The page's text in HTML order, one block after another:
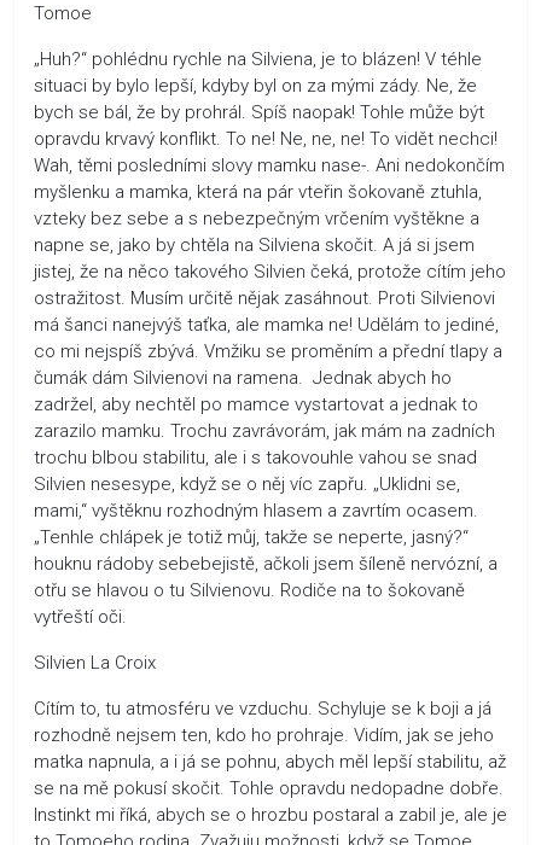
Tomoe
„Huh?“ pohlédnu rychle na Silviena, je to blázen! V téhle
situaci by bylo lepší, kdyby byl on za mými zády. Ne, že
bych se bál, že by prohrál. Spíš naopak! Tohle může být
opravdu krvavý konflikt. To ne! Ne, ne, ne! To vidět nechci!
Wah, těmi posledními slovy mamku nase-. Ani nedokončím
myšlenku a mamka, která na pár vteřin šokovaně ztuhla,
vzteky bez sebe a s nebezpečným vrčením vyštěkne a
napne se, jako by chtěla na Silviena skočit. A já si jsem
jistej, že na něco takového Silvien čeká, protože cítím jeho
ostražitost. Musím určitě nějak zasáhnout. Proti Silvienovi
má šanci nanejvýš taťka, ale mamka ne! Udělám to jediné,
co mi nejspíš zbývá. Vmžiku se proměním a přední tlapy a
čumák dám Silvienovi na ramena. Jednak abych ho
zadržel, aby nechtěl po mamce vystartovat a jednak to
zarazilo mamku. Trochu zavrávorám, jak mám na zadních
trochu blbou stabilitu, ale i s takovouhle vahou se snad
Silvien nesesype, když se o něj víc zapřu. „Uklidni se,
mami,“ vyštěknu rozhodným hlasem a zavrtím ocasem.
„Tenhle chlápek je totiž můj, takže se neperte, jasný?“
houknu rádoby sebebejistě, ačkoli jsem šíleně nervózní, a
otřu se hlavou o tu Silvienovu. Rodiče na to šokovaně
vytřeští oči.
Silvien La Croix
Cítím to, tu atmosféru ve vzduchu. Schyluje se k boji a já
rozhodně nejsem ten, kdo ho prohraje. Vidím, jak se jeho
matka napnula, a i já se pohnu, abych měl lepší stabilitu, až
se na mě pokusí skočit. Tohle opravdu nedopadne dobře.
Instinkt mi říká, abych se o hrozbu postaral a zabil je, ale je